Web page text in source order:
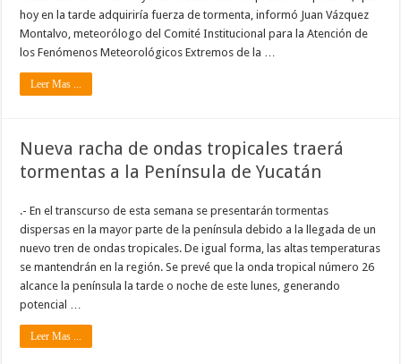
hoy en la tarde adquiriría fuerza de tormenta, informó Juan Vázquez
Montalvo, meteorólogo del Comité Institucional para la Atención de
los Fenómenos Meteorológicos Extremos de la …
Leer Mas ...
Nueva racha de ondas tropicales traerá
tormentas a la Península de Yucatán
.- En el transcurso de esta semana se presentarán tormentas
dispersas en la mayor parte de la península debido a la llegada de un
nuevo tren de ondas tropicales. De igual forma, las altas temperaturas
se mantendrán en la región. Se prevé que la onda tropical número 26
alcance la península la tarde o noche de este lunes, generando
potencial …
Leer Mas ...